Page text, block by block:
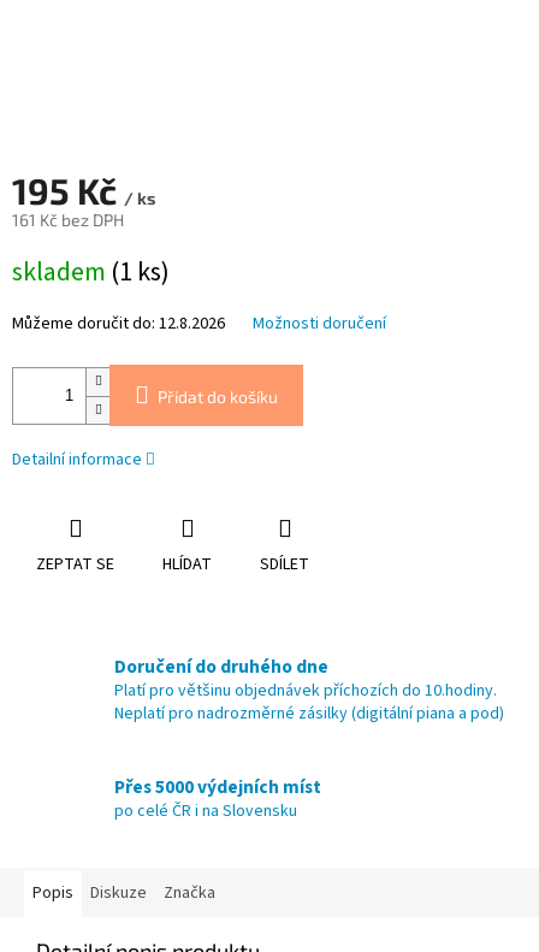
195 Kč / ks
161 Kč bez DPH
cena:
skladem (1 ks)
Můžeme doručit do: 12.8.2026 Možnosti doručení
Přidat do košíku
Detailní informace
ZEPTAT SE HLÍDAT SDÍLET
Doručení do druhého dne
Platí pro většinu objednávek příchozích do 10.hodiny.
Neplatí pro nadrozměrné zásilky (digitální piana a pod)
Přes 5000 výdejních míst
po celé ČR i na Slovensku
Popis Diskuze Značka